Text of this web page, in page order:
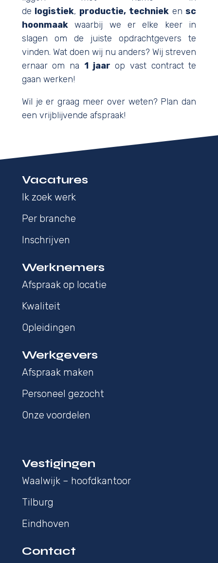
de logistiek, productie, techniek en sc
hoonmaak
waarbij we er elke keer in
slagen om de juiste opdrachtgevers te
vinden. Wat doen wij nu anders? Wij streven
ernaar om na 1 jaar op vast contract te
gaan werken!
Wil je er graag meer over weten? Plan dan
een vrijblijvende afspraak!
Vacatures
Ik zoek werk
Per branche
Inschrijven
Werknemers
Afspraak op locatie
Kwaliteit
Opleidingen
Werkgevers
Afspraak maken
Personeel gezocht
Onze voordelen
Vestigingen
Waalwijk – hoofdkantoor
Tilburg
Eindhoven
Contact